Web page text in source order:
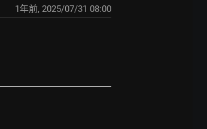
1年前, 2025/07/31 08:00